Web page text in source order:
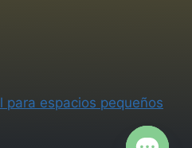
para espacios pequeños